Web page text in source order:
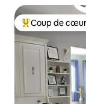
Coups de cœur
Coup de